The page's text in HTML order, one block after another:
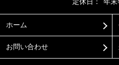
ホーム
お問い合わせ